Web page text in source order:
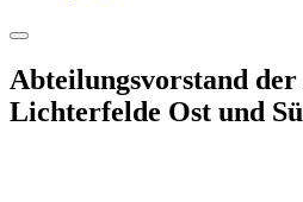
Menu
Abteilungsvorstand
Lichterfelde Ost und